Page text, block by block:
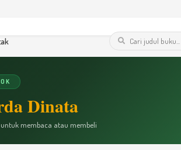
Dinata
untuk membaca atau membeli